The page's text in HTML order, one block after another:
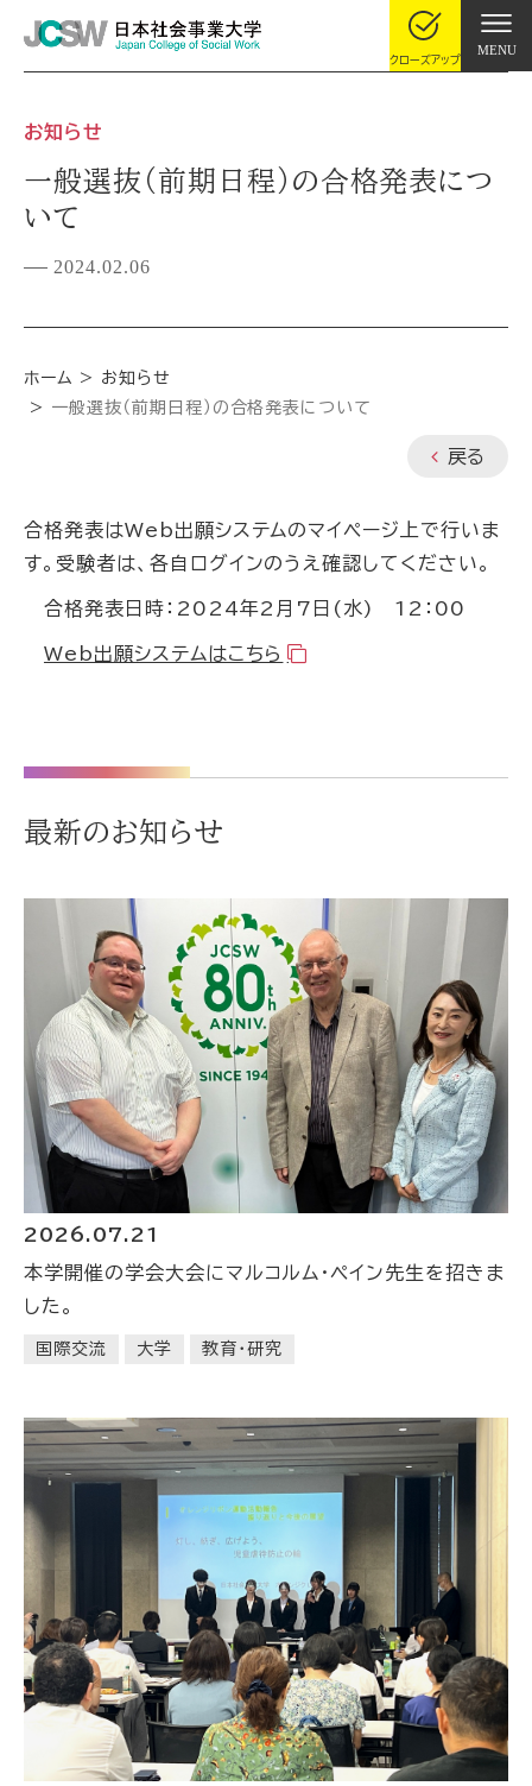
クローズアップ
MENU
お知らせ
一般選抜（前期日程）の合格発表につ
いて
2024.02.06
ホーム
お知らせ
一般選抜（前期日程）の合格発表について
戻る
合格発表はWeb出願システムのマイページ上で行いま
す。受験者は、各自ログインのうえ確認してください。
合格発表日時：2024年2月7日(水) 12：00
Web出願システムはこちら
最新のお知らせ
2026.07.21
本学開催の学会大会にマルコルム・ペイン先生を招きま
した。
国際交流 大学 教育・研究